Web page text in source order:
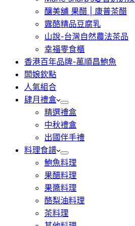
釀美舖 果醋 | 康普茶醋
露酪精品豆腐乳
山說-台灣自然農法茶品
幸福零食櫃
香港百年品牌-萬順昌鮑魚
闆娘欽點
人氣組合
肆月禮盒
精選禮盒
中秋禮盒
出國伴手禮
料理食譜
鮑魚料理
果醋料理
果醬料理
酪梨油料理
茶料理